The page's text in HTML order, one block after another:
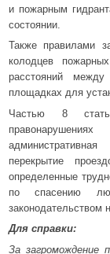
и пожарным
состоянии.
Также правилами
колодцев
расстояний
площадках для
Частью 8
перекрытие
определенные
по спасению
законодательством
Для справки:
За загромождение